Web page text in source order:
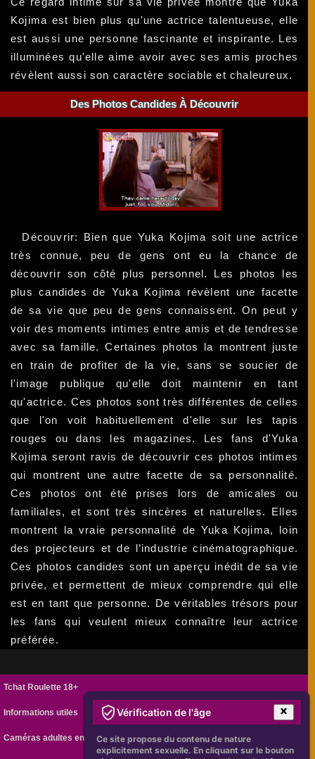
Kojima est bien plus qu'une actrice talentueuse, elle
est aussi une personne fascinante et inspirante. Les
illuminées qu'elle aime avoir avec ses amis proches
révèlent aussi son caractère sociable et chaleureux.
Des Photos Candides À Découvrir
Découvrir: Bien que Yuka Kojima soit une actrice
très connue, peu de gens ont eu la chance de
découvrir son côté plus personnel. Les photos les
plus candides de Yuka Kojima révèlent une facette
de sa vie que peu de gens connaissent. On peut y
voir des moments intimes entre amis et de tendresse
avec sa famille. Certaines photos la montrent juste
en train de profiter de la vie, sans se soucier de
l'image publique qu'elle doit maintenir en tant
qu'actrice. Ces photos sont très différentes de celles
que l'on voit habituellement d'elle sur les tapis
rouges ou dans les magazines. Les fans d'Yuka
Kojima seront ravis de découvrir ces photos intimes
qui montrent une autre facette de sa personnalité.
Ces photos ont été prises lors de amicales ou
familiales, et sont très sincères et naturelles. Elles
montrent la vraie personnalité de Yuka Kojima, loin
des projecteurs et de l’industrie cinématographique.
Ces photos candides sont un aperçu inédit de sa vie
privée, et permettent de mieux comprendre qui elle
est en tant que personne. De véritables trésors pour
les fans qui veulent mieux connaître leur actrice
préférée.
Tchat Roulette 18+
Informations utiles
Caméras adultes en ligne
Vérification de l'âge
Ce site propose du contenu de nature
explicitement sexuelle. En cliquant sur le bouton